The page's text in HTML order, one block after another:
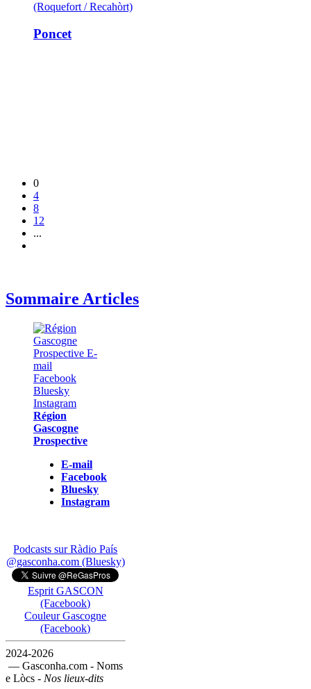
(Roquefort / Recahòrt)
Poncet
0
4
8
12
...
Sommaire Articles
Région
Gascogne
Prospective
E-mail
Facebook
Bluesky
Instagram
Podcasts sur Ràdio País
@gasconha.com (Bluesky)
Esprit GASCON
(Facebook)
Couleur Gascogne
(Facebook)
2024-2026
— Gasconha.com - Noms
e Lòcs - Nos lieux-dits